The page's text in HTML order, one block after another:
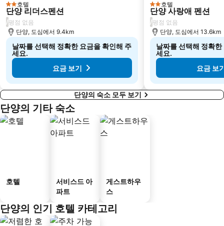
2 성급
호텔
단양 리더스펜션
/평점 없음
단양, 도심에서 9.4km
날짜를 선택해 정확한 요금을 확인해 주
세요.
요금 보기
2 성급
호텔
단양 사랑애 펜션
/평점 없음
단양, 도심에서 13.6km
날짜를 선택해 정확
세요.
요금 보
단양의 숙소 모두 보기
단양의 기타 숙소
호텔
서비스드 아
파트
게스트하우
스
단양의 인기 호텔 카테고리